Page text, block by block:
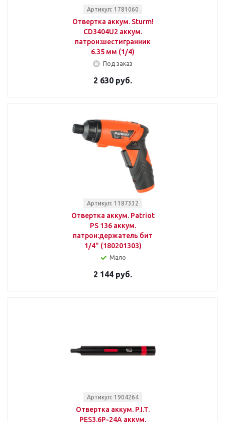
Артикул: 1781060
Отвертка аккум. Sturm!
CD3404U2 аккум.
патрон:шестигранник
6.35 мм (1/4)
Под заказ
2 630 руб.
Артикул: 1187332
Отвертка аккум. Patriot
PS 136 аккум.
патрон:держатель бит
1/4" (180201303)
Мало
2 144 руб.
Артикул: 1904264
Отвертка аккум. P.I.T.
PES3.6P-24A аккум.